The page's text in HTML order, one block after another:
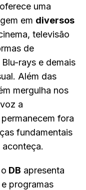
oferece uma
em diversos
televisão
de
rays e demais
Além das
mergulha nos
a
fora
fundamentais
DB apresenta
programas